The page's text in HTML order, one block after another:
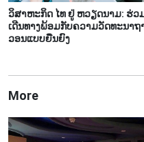
ວິ​ສາ​ຫະ​ກິດ ໄທ ​ຢູ່ ຫວຽດ​ນາມ: ຮ່ວ
ເດີນ​ທາງ​ພ້ອມ​ກັບຄວາມ​ວັດ​ທະ​ນາ​ຖ
ວອນ​ແບບ​ຍືນ​ຍົງ
More